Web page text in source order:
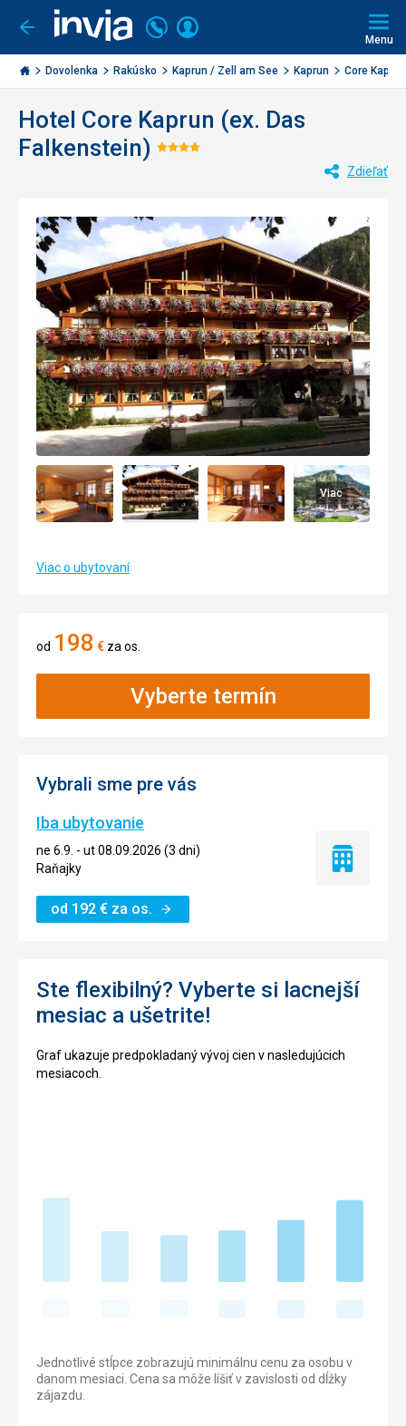
Ísť
späť
Invia.sk
Volajte
+421
2
3221
Prihlásiť
Menu
Dovolenka Rakúsko Kaprun / Zell am See Kaprun Core
Hotel Core Kaprun (ex. Das
Falkenstein) Hodnotenie:
Zdieľať
Viac
Viac o ubytovaní
od 198 € za os.
Vyberte termín
Vybrali sme pre vás
Iba ubytovanie
ne 6.9. - ut 08.09.2026 (3 dni)
Raňajky
od 192 € za os.
Iba
Ste flexibilný? Vyberte si lacnejší
mesiac a ušetrite!
Graf ukazuje predpokladaný vývoj cien v nasledujúcich
mesiacoch.
Jednotlivé stĺpce zobrazujú minimálnu cenu za osobu v
danom mesiaci. Cena sa môže líšiť v zavislosti od dĺžky
zájazdu.